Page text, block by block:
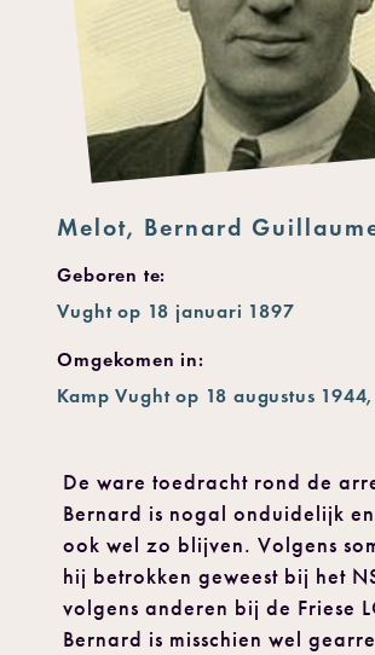
Melot, Bernard
Geboren te:
Vught op 18 januari 1897
Omgekomen in:
Kamp Vught op 18 augustus
De ware toedracht rond de
Bernard is nogal onduidelijk
ook wel zo blijven. Volgens
hij betrokken geweest bij het
volgens anderen bij de Friese
Bernard is misschien wel